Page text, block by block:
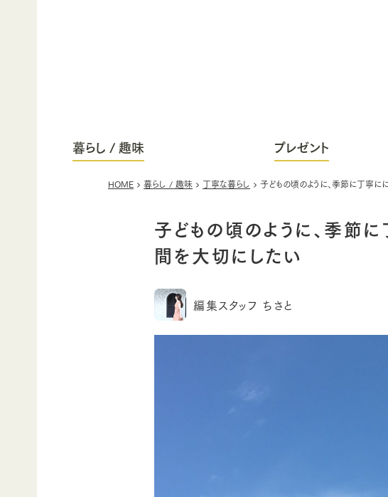
暮らし / 趣味 プレゼント
HOME 暮らし / 趣味 丁寧な暮らし 子どもの頃のように、季節に丁寧
子どもの頃のように、季節
間を大切にしたい
編集スタッフ ちさと